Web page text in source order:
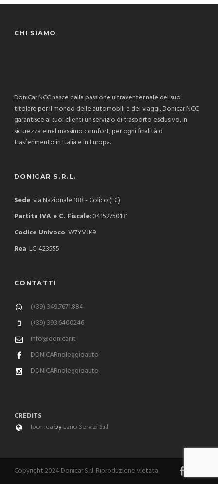
CHI SIAMO
DoniCar NCC nasce dalla passione ultraventennale del suo
titolare per il mondo delle automobili e dei viaggi, Donicar NCC
garantisce ai suoi clienti un servizio di trasporto esclusivo, in
sicurezza e nel massimo comfort, per ogni finalità di
trasferimento in Italia e in Europa.
DONICAR S.R.L.
Sede: via Nazionale 188 - Colico (LC)
Partita IVA e C. Fiscale: 04152750131
Codice Univoco: W7YVJK9
Rea: LC-423555
CONTATTI
(+39) 349.7671.884
(+39) 393.6400246
info@donicar.it
DONICARnoleggioauto
DONICARnoleggioauto
CREDITS
IpomeabyLario Servizi S.r.l.
Copyright 2024 Donicar S.r.l. Riproduzione vietata